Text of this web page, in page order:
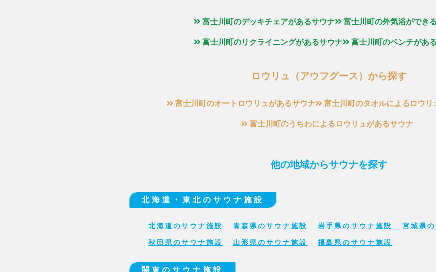
富士川町のデッキチェアがあるサウナ 富士川町の外気浴ができ
富士川町のリクライニングがあるサウナ 富士川町のベンチがあ
ロウリュ（アウフグース）から探す
富士川町のオートロウリュがあるサウナ 富士川町のタオルによるロウリ
富士川町のうちわによるロウリュがあるサウナ
他の地域からサウナを探す
北海道・東北のサウナ施設
北海道のサウナ施設 青森県のサウナ施設 岩手県のサウナ施設 宮城県
秋田県のサウナ施設 山形県のサウナ施設 福島県のサウナ施設
関東のサウナ施設